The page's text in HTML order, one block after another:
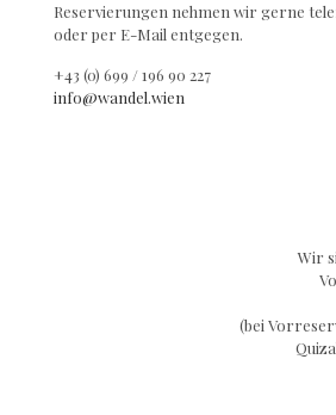
Reservierungen nehmen wir gerne
oder per E-Mail entgegen.
+43 (0) 699 / 196 90 227
info@wandel.wien
Wir
(bei